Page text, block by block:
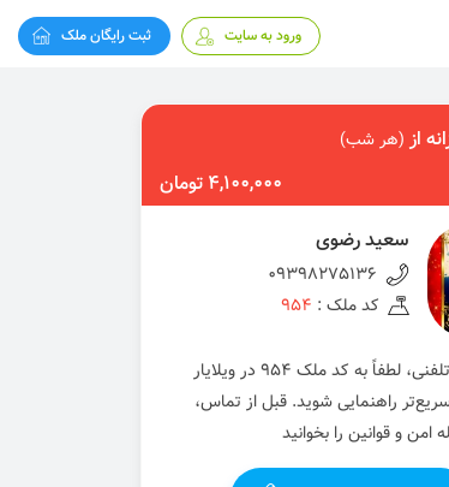
ورود به سایت ثبت رایگان ملک
از(هر شب)
4,100,000 تومان
سعید رضوی
09398275136
کد ملک : 954
هنگام تماس تلفنی، لطفاً به کد ملک 954 در ویلایار
سریع‌تر راهنمایی شوید. قبل از تماس،
امن و قوانین را بخوانید